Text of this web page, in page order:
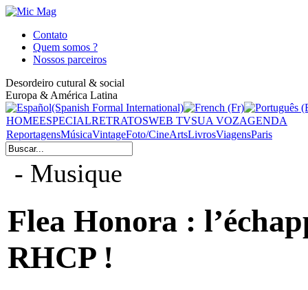
Contato
Quem somos ?
Nossos parceiros
Desordeiro cutural & social
Europa & América Latina
HOMEESPECIALRETRATOSWEB TVSUA VOZAGENDA
ReportagensMúsicaVintageFoto/CineArtsLivrosViagensParis
- Musique
Flea Honora :
RHCP !